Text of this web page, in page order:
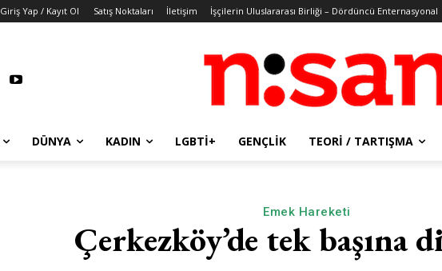
Giriş Yap / Kayıt Ol Satış Noktaları İletişim İşçilerin Uluslararası Birliği – Dördüncü Enternasyonal
DÜNYA KADIN LGBTİ+ GENÇLIK TEORI / TARTIŞMA
Emek Hareketi
Çerkezköy’de tek başına